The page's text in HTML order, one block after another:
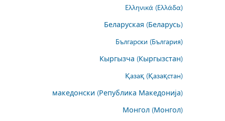
Ελληνικά (Ελλάδα)
Беларуская (Беларусь)
Български (България)
Кыргызча (Кыргызстан)
Қазақ (Қазақстан)
македонски (Република Македонија)
Монгол (Монгол)